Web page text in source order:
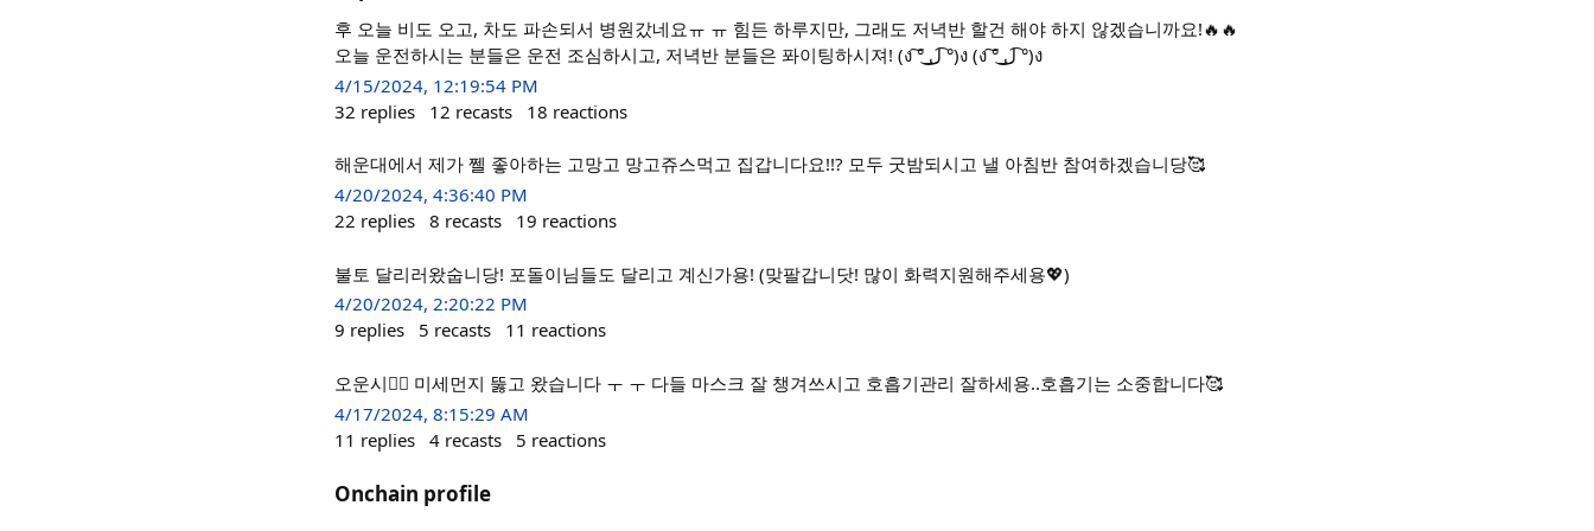
후 오늘 비도 오고, 차도 파손되서 병원갔네요ㅠ ㅠ 힘든 하루지만, 그래도 저녁반 할건 해야 하지 않겠습니까요!🔥🔥
오늘 운전하시는 분들은 운전 조심하시고, 저녁반 분들은 퐈이팅하시져! (ง ͠° ͟ل͜ ͡°)ง (ง ͠° ͟ل͜ ͡°)ง
4/15/2024, 12:19:54 PM
32 replies 12 recasts 18 reactions
해운대에서 제가 쩰 좋아하는 고망고 망고쥬스먹고 집갑니다요!!? 모두 굿밤되시고 낼 아침반 참여하겠습니당🥰
4/20/2024, 4:36:40 PM
22 replies 8 recasts 19 reactions
불토 달리러왔숩니당! 포돌이님들도 달리고 계신가용! (맞팔갑니닷! 많이 화력지원해주세용💖)
4/20/2024, 2:20:22 PM
9 replies 5 recasts 11 reactions
오운시🏋‍♀️ 미세먼지 뚫고 왔습니다 ㅜ ㅜ 다들 마스크 잘 챙겨쓰시고 호흡기관리 잘하세용..호흡기는 소중합니다🥰
4/17/2024, 8:15:29 AM
11 replies 4 recasts 5 reactions
Onchain profile